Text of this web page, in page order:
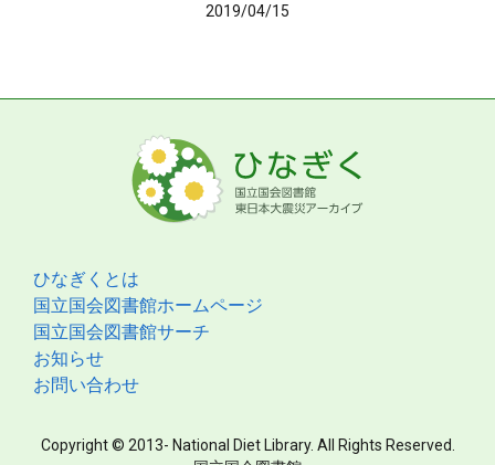
2019/04/15
ひなぎくとは
国立国会図書館ホームページ
国立国会図書館サーチ
お知らせ
お問い合わせ
Copyright © 2013- National Diet Library. All Rights Reserved.